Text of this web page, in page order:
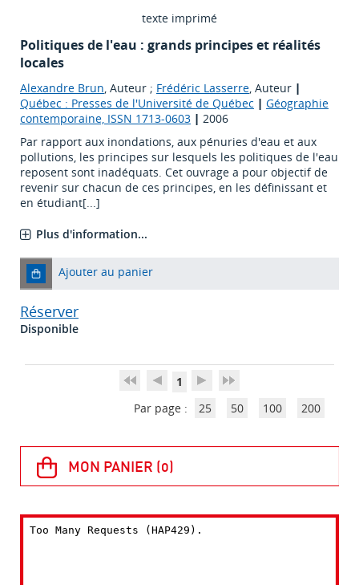
texte imprimé
Politiques de l'eau : grands principes et réalités
locales
Alexandre Brun, Auteur ; Frédéric Lasserre, Auteur |
Québec : Presses de l'Université de Québec | Géographie
contemporaine, ISSN 1713-0603 | 2006
Par rapport aux inondations, aux pénuries d'eau et aux
pollutions, les principes sur lesquels les politiques de l'eau
reposent sont inadéquats. Cet ouvrage a pour objectif de
revenir sur chacun de ces principes, en les définissant et
en étudiant[...]
Plus d'information...
Ajouter au panier
Réserver
Disponible
1
Par page :
25 50 100 200